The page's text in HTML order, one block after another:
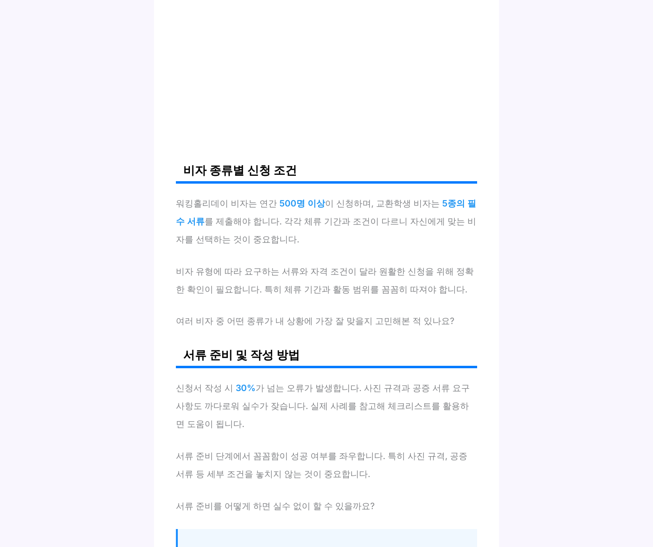
비자 종류별 신청 조건
워킹홀리데이 비자는 연간 500명 이상이 신청하며, 교환학생 비자는 5종의 필
수 서류를 제출해야 합니다. 각각 체류 기간과 조건이 다르니 자신에게 맞는 비
자를 선택하는 것이 중요합니다.
비자 유형에 따라 요구하는 서류와 자격 조건이 달라 원활한 신청을 위해 정확
한 확인이 필요합니다. 특히 체류 기간과 활동 범위를 꼼꼼히 따져야 합니다.
여러 비자 중 어떤 종류가 내 상황에 가장 잘 맞을지 고민해본 적 있나요?
서류 준비 및 작성 방법
신청서 작성 시 30%가 넘는 오류가 발생합니다. 사진 규격과 공증 서류 요구
사항도 까다로워 실수가 잦습니다. 실제 사례를 참고해 체크리스트를 활용하
면 도움이 됩니다.
서류 준비 단계에서 꼼꼼함이 성공 여부를 좌우합니다. 특히 사진 규격, 공증
서류 등 세부 조건을 놓치지 않는 것이 중요합니다.
서류 준비를 어떻게 하면 실수 없이 할 수 있을까요?